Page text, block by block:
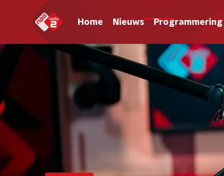
Home Nieuws Programmering